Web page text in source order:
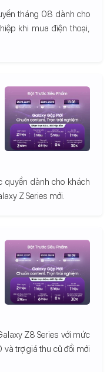
tháng 08 dành cho
khi mua điện thoại,
quyền dành cho khách
Z Series mới.
Z8 Series với mức
trợ giá thu cũ đổi mới